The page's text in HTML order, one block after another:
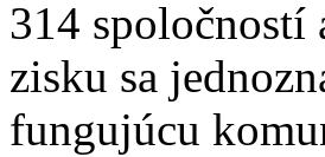
314 spoločností
zisku sa
fungujúcu